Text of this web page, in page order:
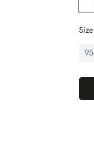
Size
95